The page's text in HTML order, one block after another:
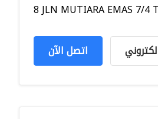
8 JLN MUTIARA EMAS 7/4
اتصل الآن